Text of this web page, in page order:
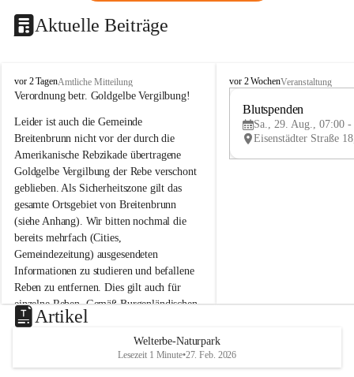
Aktuelle Beiträge
B
r
i
t
e
n
b
r
u
n
n
a
m
N
e
u
s
d
vor 2 TagenAmtliche Mitteilung
Verordnung betr. Goldgelbe Vergilbung!
Leider ist auch die Gemeinde
Breitenbrunn nicht vor der durch die
Amerikanische Rebzikade übertragene
Goldgelbe Vergilbung der Rebe verschont
geblieben. Als Sicherheitszone gilt das
gesamte Ortsgebiet von Breitenbrunn
(siehe Anhang). Wir bitten nochmal die
bereits mehrfach (Cities,
Gemeindezeitung) ausgesendeten
Informationen zu studieren und befallene
Reben zu entfernen. Dies gilt auch für
einzelne Reben. Gemäß Burgenländischen
Weinbaugesetz sind nicht gepflegte oder
unzulässige Weingärten zu roden! Bitte
helfen wir zusammen um unsere Winzer
vor den prognostizierten Ernteausfällen
B
e
u
e
d
vor 2 WochenVeranstaltung
Blutspenden
Sa., 29. Aug., 07:00 -
Artikel
Welterbe-Naturpark
Lesezeit 1 Minute•27. Feb. 2026